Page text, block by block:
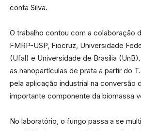
conta Silva.
O trabalho contou com a colaboração
FMRP-USP, Fiocruz, Universidade
(Ufal) e Universidade de Brasília
as nanopartículas de prata a partir do
pela aplicação industrial na conversão
importante componente da biomassa
No laboratório, o fungo passa a se